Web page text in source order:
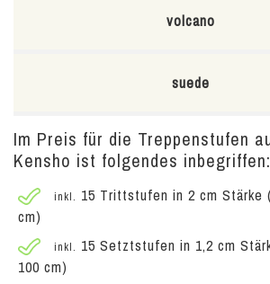
volcano
suede
Im Preis für die Treppenstufen
Kensho ist folgendes inbegriffen:
inkl. 15 Trittstufen in 2 cm Stärke
cm)
inkl. 15 Setztstufen in 1,2 cm
100 cm)